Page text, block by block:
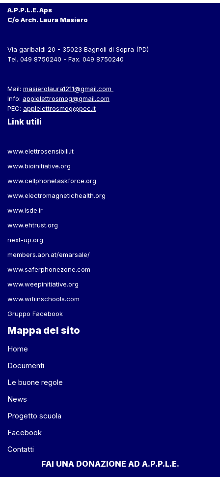
A.P.P.L.E. Aps
C/o Arch. Laura Masiero
Via garibaldi 20 - 35023 Bagnoli di Sopra (PD)
Tel. 049 8750240 - Fax. 049 8750240
Mail: masierolaura1211@gmail.com
Info: applelettrosmog@gmail.com
PEC: applelettrosmog@pec.it
Link utili
www.elettrosensibili.it
www.bioinitiative.org
www.cellphonetaskforce.org
www.electromagnetichealth.org
www.isde.ir
www.ehtrust.org
next-up.org
members.aon.at/emarsale/
www.saferphonezone.com
www.weepinitiative.org
www.wifiinschools.com
Gruppo Facebook
Mappa del sito
Home
Documenti
Le buone regole
News
Progetto scuola
Facebook
Contatti
FAI UNA DONAZIONE AD A.P.P.L.E.